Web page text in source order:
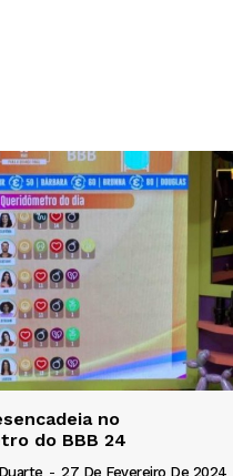
no
do BBB 24
- 27 De Fevereiro De 2024